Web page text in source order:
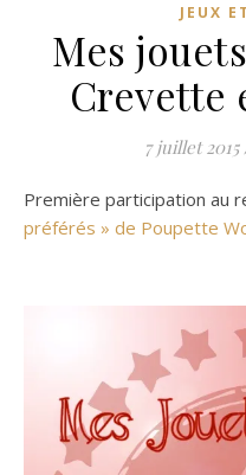
JEUX
Mes
Crevette
7 juillet 2015
Première participation au
préférés » de Poupette